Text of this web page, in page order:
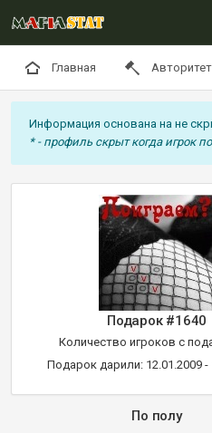
Главная
Информация основана на не
* - профиль скрыт когда игрок
Подарок #1640
Количество игроков с
Подарок дарили: 12.01.2009 -
По полу